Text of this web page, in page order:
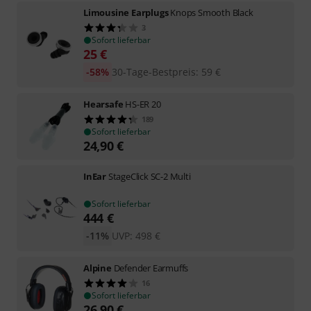
Limousine EarplugsKnops Smooth Black
3
Sofort lieferbar
25€
30-Tage-Bestpreis: 59 €
-58%
Hearsafe HS-ER 20
189
Sofort lieferbar
24,90€
InEar StageClick SC-2 Multi
Sofort lieferbar
444 €
UVP: 498 €
-11%
Alpine Defender Earmuffs
16
Sofort lieferbar